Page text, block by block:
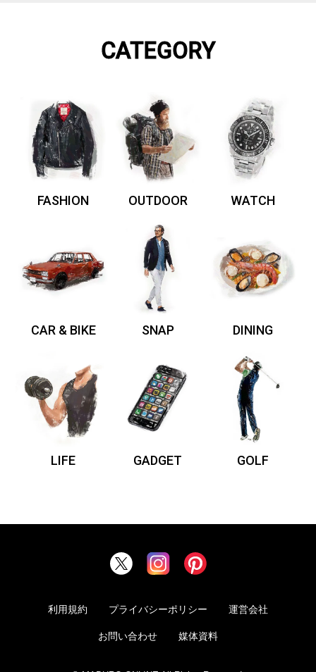
CATEGORY
FASHION OUTDOOR WATCH
CAR & BIKE SNAP DINING
LIFE GADGET GOLF
利用規約 プライバシーポリシー 運営会社
お問い合わせ 媒体資料